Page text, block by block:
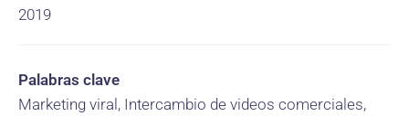
2019
Palabras clave
Marketing viral, Intercambio de videos comerciales,